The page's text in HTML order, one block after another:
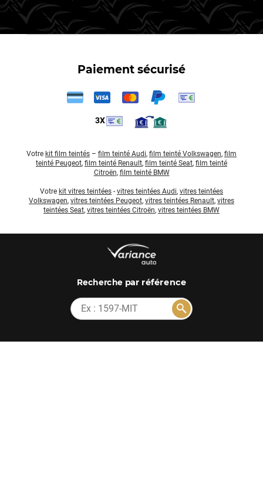
Paiement sécurisé
3X
Votre kit film teintés – film teinté Audi, film teinté Volkswagen, film
teinté Peugeot, film teinté Renault, film teinté Seat, film teinté
Citroën, film teinté BMW
Votre kit vitres teintées - vitres teintées Audi, vitres teintées
Volkswagen, vitres teintées Peugeot, vitres teintées Renault, vitres
teintées Seat, vitres teintées Citroën, vitres teintées BMW
Recherchepar référence